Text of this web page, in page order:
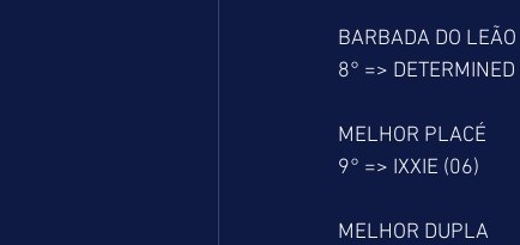
BARBADA DO LEÃO
8° =>
MELHOR PLACÉ
9° => IXXIE (06)
MELHOR DUPLA